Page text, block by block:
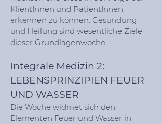
KlientInnen und PatientInnen
erkennen zu können. Gesundung
und Heilung sind wesentliche Ziele
dieser Grundlagenwoche.
Integrale Medizin 2:
LEBENSPRINZIPIEN FEUER
UND WASSER
Die Woche widmet sich den
Elementen Feuer und Wasser in